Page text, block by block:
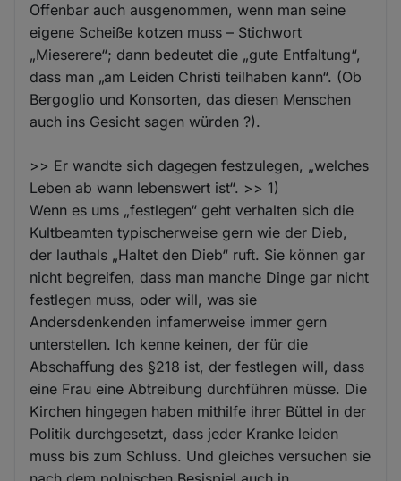
Offenbar auch ausgenommen, wenn man seine
eigene Scheiße kotzen muss – Stichwort
„Mieserere“; dann bedeutet die „gute Entfaltung“,
dass man „am Leiden Christi teilhaben kann“. (Ob
Bergoglio und Konsorten, das diesen Menschen
auch ins Gesicht sagen würden ?).
>> Er wandte sich dagegen festzulegen, „welches
Leben ab wann lebenswert ist“. >> 1)
Wenn es ums „festlegen“ geht verhalten sich die
Kultbeamten typischerweise gern wie der Dieb,
der lauthals „Haltet den Dieb“ ruft. Sie können gar
nicht begreifen, dass man manche Dinge gar nicht
festlegen muss, oder will, was sie
Andersdenkenden infamerweise immer gern
unterstellen. Ich kenne keinen, der für die
Abschaffung des §218 ist, der festlegen will, dass
eine Frau eine Abtreibung durchführen müsse. Die
Kirchen hingegen haben mithilfe ihrer Büttel in der
Politik durchgesetzt, dass jeder Kranke leiden
muss bis zum Schluss. Und gleiches versuchen sie